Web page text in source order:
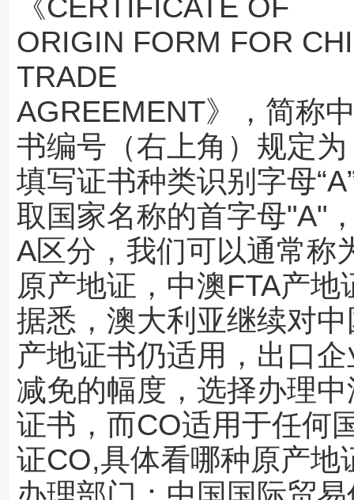
ORIGIN FORM FOR
TRADE
AGREEMENT》，简称
书编号（右上角）规定
填写证书种类识别字母
取国家名称的首字母"A"
A区分，我们可以通常称
原产地证，中澳FTA产地
据悉，澳大利亚继续对
产地证书仍适用，出口
减免的幅度，选择办理
证书，而CO适用于任何
证CO,具体看哪种原产地